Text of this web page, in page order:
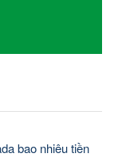
bao nhiêu tiền